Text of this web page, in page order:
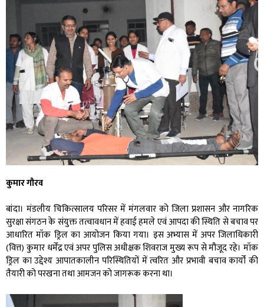
कुमार गौरव
बांदा। मंडलीय चिकित्सालय परिसर में मंगलवार को जिला प्रशासन और नागरिक
सुरक्षा संगठन के संयुक्त तत्वावधान में हवाई हमले एवं आपदा की स्थिति से बचाव पर
आधारित मॉक ड्रिल का आयोजन किया गया। इस अभ्यास में अपर जिलाधिकारी
(वित्त) कुमार धर्मेंद्र एवं अपर पुलिस अधीक्षक शिवराज मुख्य रूप से मौजूद रहे। मॉक
ड्रिल का उद्देश्य आपातकालीन परिस्थितियों में त्वरित और प्रभावी बचाव कार्यों की
तैयारी को परखना तथा आमजन को जागरूक करना था।